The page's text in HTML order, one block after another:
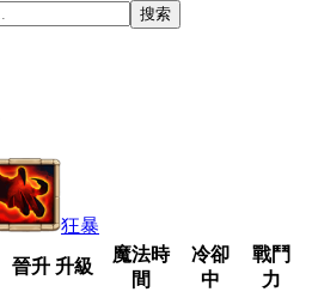
狂暴
晉升 升級
魔法時
間
冷卻
中
戰鬥
力